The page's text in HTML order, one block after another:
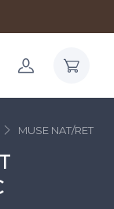
MUSE NAT/RET